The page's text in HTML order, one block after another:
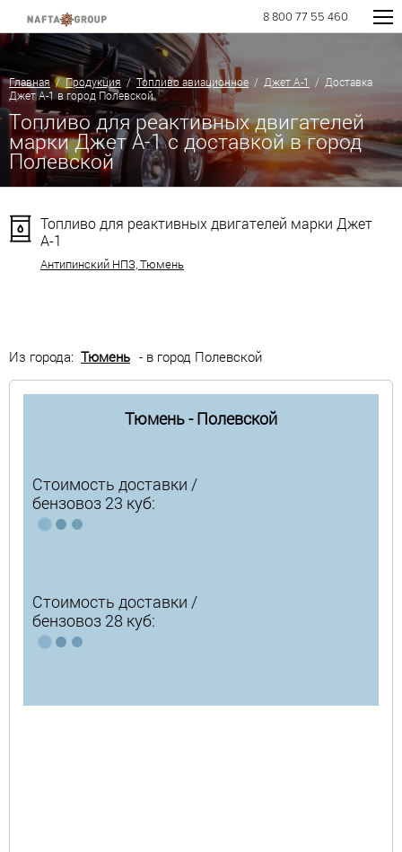
8 800 77 55 460
Главная/Продукция/Топливо авиационное / Джет А-1
/ Доставка
Джет А-1 в город Полевской
Топливо для реактивных двигателей
марки Джет А-1 с доставкой в город
Полевской
Топливо для реактивных двигателей марки Джет
А-1
Антипинский НПЗ, Тюмень
Из города: Тюмень - в город Полевской
Тюмень - Полевской
Стоимость доставки /
бензовоз 23 куб:
Стоимость доставки /
бензовоз 28 куб: